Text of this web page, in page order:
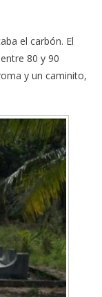
el carbón. El
80 y 90
y un caminito,